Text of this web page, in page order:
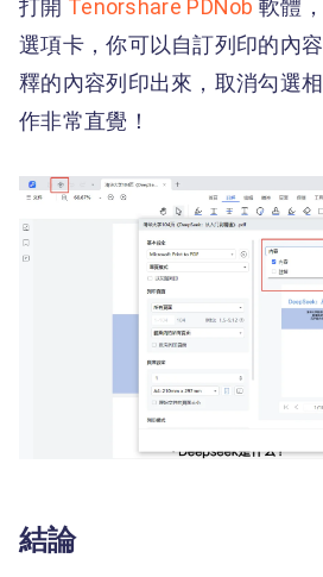
打開 Tenorshare PDNob軟體
選項卡，你可以自訂列印的內
釋的內容列印出來，取消勾選
作非常直覺！
結論